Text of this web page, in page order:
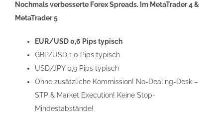
Nochmals verbesserte Forex Spreads. Im MetaTrader 4 &
MetaTrader 5
EUR/USD 0,6 Pips typisch
GBP/USD 1,0 Pips typisch
USD/JPY 0,9 Pips typisch
Ohne zusätzliche Kommission! No-Dealing-Desk –
STP & Market Execution! Keine Stop-
Mindestabstände!